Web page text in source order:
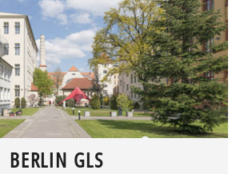
BERLIN GLS